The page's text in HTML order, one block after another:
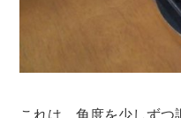
これは、角度を少しず